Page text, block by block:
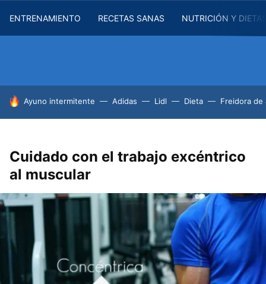
ENTRENAMIENTO RECETAS SANAS NUTRICIÓN Y
HOY SE HABLA DE
Ayuno intermitente Adidas Lidl Dieta Freidora de
Cuidado con el trabajo excéntrico
al muscular